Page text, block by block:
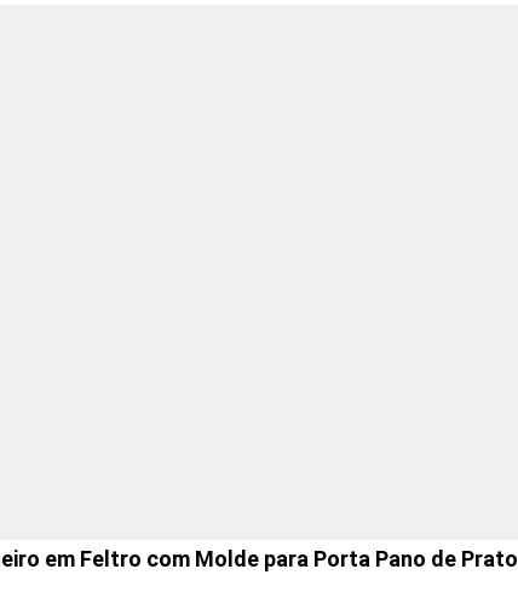
em Feltro com Molde para Porta Pano de Prato